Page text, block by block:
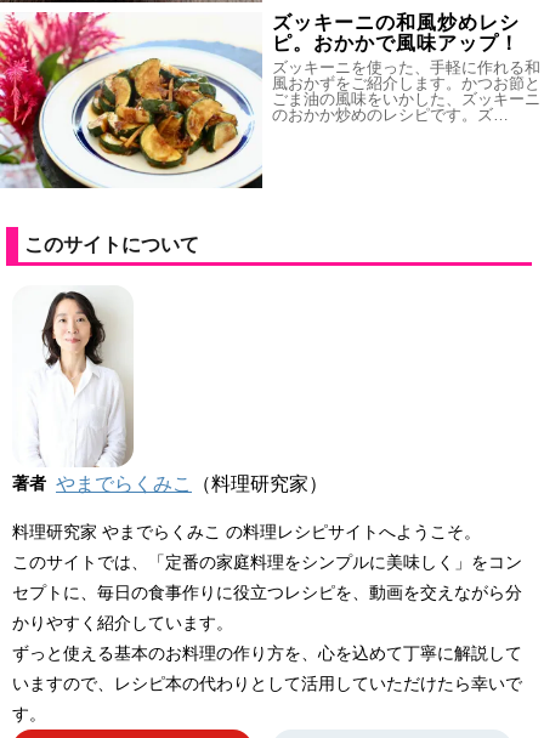
ズッキーニの和風炒めレシ
ピ。おかかで風味アップ！
ズッキーニを使った、手軽に作れる和
風おかずをご紹介します。かつお節と
ごま油の風味をいかした、ズッキーニ
のおかか炒めのレシピです。ズ…
このサイトについて
著者 やまでらくみこ （料理研究家）
料理研究家 やまでらくみこ の料理レシピサイトへようこそ。
このサイトでは、「定番の家庭料理をシンプルに美味しく」をコン
セプトに、毎日の食事作りに役立つレシピを、動画を交えながら分
かりやすく紹介しています。
ずっと使える基本のお料理の作り方を、心を込めて丁寧に解説して
いますので、レシピ本の代わりとして活用していただけたら幸いで
す。